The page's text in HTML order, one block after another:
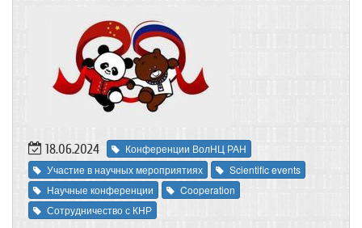
18.06.2024
Конференции ВолНЦ РАН
Участие в научных мероприятиях
Scientific events
Научные конференции
Cooperation
Сотрудничество с КНР